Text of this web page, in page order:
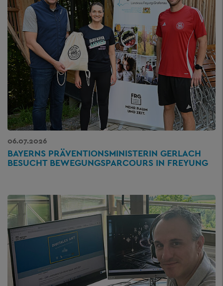
06.07.2026
BAYERNS PRÄVENTIONSMINISTERIN GERLACH
BESUCHT BEWEGUNGSPARCOURS IN FREYUNG